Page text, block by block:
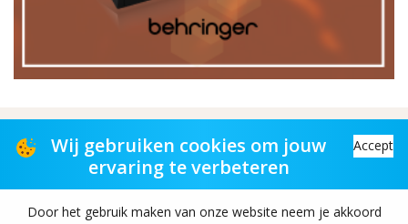
Distributiepartner voor muziekwinkels
Distribution partner to music stores
Copyright© 2026 TAS-retail B.V. All rights reserved.
Wij gebruiken cookies om jouw
ervaring te verbeteren
Accept
Door het gebruik maken van onze website neem je akkoord